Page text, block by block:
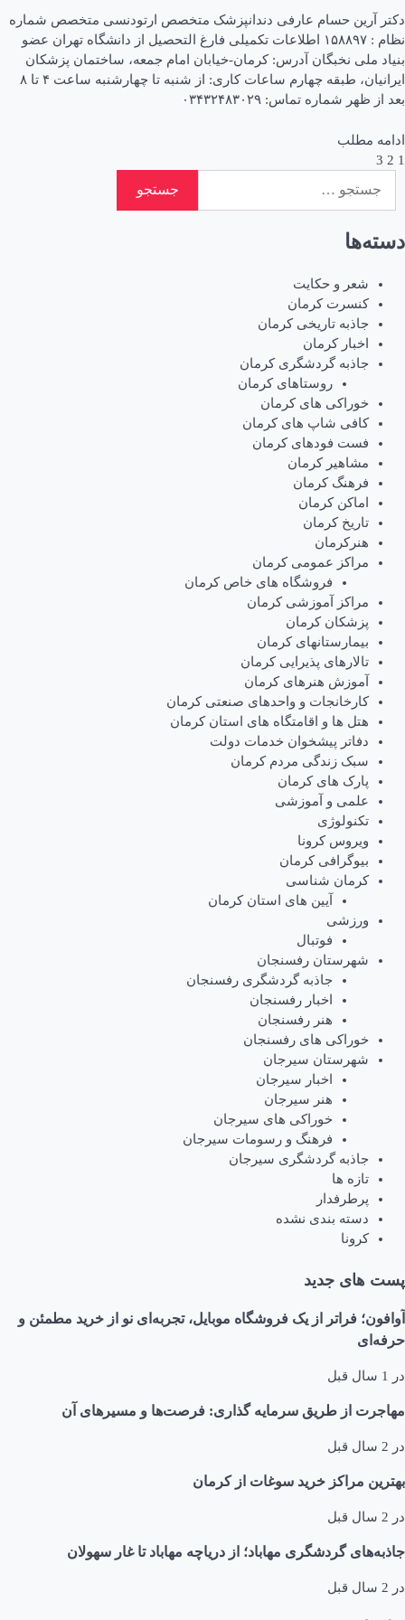
دکتر آرین حسام عارفی دندانپزشک متخصص ارتودنسی متخصص شماره
نظام : ۱۵۸۸۹۷ اطلاعات تکمیلی فارغ التحصیل از دانشگاه تهران عضو
بنیاد ملی نخبگان آدرس: کرمان-خیابان امام جمعه، ساختمان پزشکان
ایرانیان، طبقه چهارم ساعات کاری: از شنبه تا چهارشنبه ساعت ۴ تا ۸
بعد از ظهر شماره تماس: ۰۳۴۳۲۴۸۳۰۲۹
ادامه مطلب
راهبری
نوشته‌ها
1
2
3
برای:
دسته‌ها
شعر و حکایت
کنسرت کرمان
جاذبه تاریخی کرمان
اخبار کرمان
جاذبه گردشگری کرمان
روستاهای کرمان
خوراکی های کرمان
کافی شاپ های کرمان
فست فودهای کرمان
مشاهیر کرمان
فرهنگ کرمان
اماکن کرمان
تاریخ کرمان
هنرکرمان
مراکز عمومی کرمان
فروشگاه های خاص کرمان
مراکز آموزشی کرمان
پزشکان کرمان
بیمارستانهای کرمان
تالارهای پذیرایی کرمان
آموزش هنرهای کرمان
کارخانجات و واحدهای صنعتی کرمان
هتل ها و اقامتگاه های استان کرمان
دفاتر پیشخوان خدمات دولت
سبک زندگی مردم کرمان
پارک های کرمان
علمی و آموزشی
تکنولوژی
ویروس کرونا
بیوگرافی کرمان
کرمان شناسی
آیین های استان کرمان
ورزشی
فوتبال
شهرستان رفسنجان
جاذبه گردشگری رفسنجان
اخبار رفسنجان
هنر رفسنجان
خوراکی های رفسنجان
شهرستان سیرجان
اخبار سیرجان
هنر سیرجان
خوراکی های سیرجان
فرهنگ و رسومات سیرجان
جاذبه گردشگری سیرجان
تازه ها
پرطرفدار
دسته بندی نشده
کرونا
پست های جدید
آوافون؛ فراتر از یک فروشگاه موبایل، تجربه‌ای نو از خرید مطمئن و
حرفه‌ای
در 1 سال قبل
مهاجرت از طریق سرمایه گذاری: فرصت‌ها و مسیرهای آن
در 2 سال قبل
بهترین مراکز خرید سوغات از کرمان
در 2 سال قبل
جاذبه‌های گردشگری مهاباد؛ از دریاچه مهاباد تا غار سهولان
در 2 سال قبل